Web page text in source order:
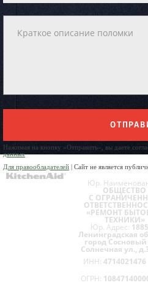
Нажимая на кнопку «Отправить», вы даете
данных
Для правообладателей | Сайт не является
Юр.
ОБЩЕСТВО
С
«РЕМОНТ
ТЕХНИКИ»
Юр. Адрес:
Ленинградская
город Сосновый
Солнечная ул.,
ИНН: 4714021476
ОГРН: